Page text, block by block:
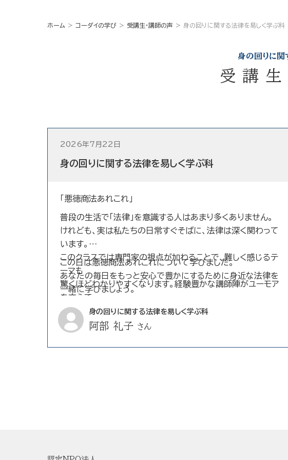
ホーム コーダイの学び 受講生・講師の声 身の回りに関する法律を易しく学ぶ科
身の回りに関
受講生
2026年7月22日
身の回りに関する法律を易しく学ぶ科
「悪徳商法あれこれ」
普段の生活で「法律」を意識する人はあまり多くありません。
けれども、実は私たちの日常すぐそばに、法律は深く関わって
います。
このクラスでは専門家の視点が加わることで、難しく感じるテ
ーマも
驚くほどわかりやすくなります。経験豊かな講師陣がユーモア
を交えて
語り受講生は自然と引き込まれていきます。
この日は悪徳商法あれこれについて学びました。
あなたの毎日をもっと安心で豊かにするために身近な法律を
一緒に学びましょう。
身の回りに関する法律を易しく学ぶ科
阿部 礼子 さん